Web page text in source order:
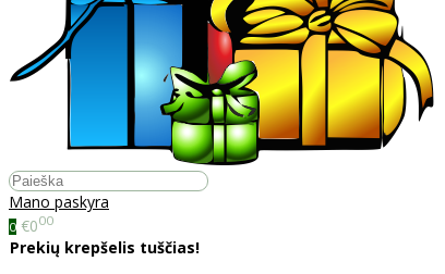
Mano paskyra
0 €000
Prekių krepšelis tuščias!